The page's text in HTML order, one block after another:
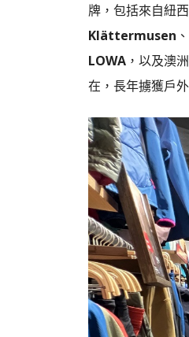
牌，包括來自紐
Klättermusen
LOWA ，以及澳
在，長年擄獲戶